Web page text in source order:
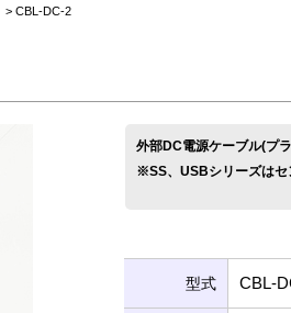
> CBL-DC-2
外部DC電源ケーブル(プ
※SS、USBシリーズはセ
型式 CBL-